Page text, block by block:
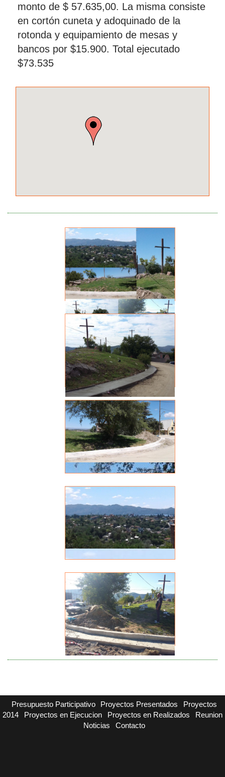
monto de $ 57.635,00. La misma consiste
en cortón cuneta y adoquinado de la
rotonda y equipamiento de mesas y
bancos por $15.900. Total ejecutado
$73.535
Presupuesto Participativo Proyectos Presentados
Proyectos
2014
Proyectos en Ejecucion Proyectos en Realizados
Reunion
Noticias
Contacto